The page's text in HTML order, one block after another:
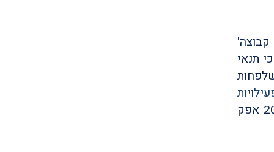
קבוצה'
תנאי
מעבר לסדנת יחסי קבוצות הבינלאומית השנתית. בשנת 2003 אפק